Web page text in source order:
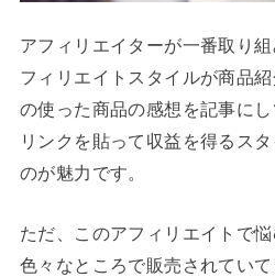
アフィリエイターが一番取り
フィリエイトスタイルが商品
の使った商品の感想を記事に
リンクを貼って収益を得るス
のが魅力です。
ただ、このアフィリエイトで
色々なところで販売されてい